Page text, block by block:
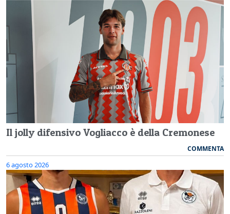
Il jolly difensivo Vogliacco è della Cremonese
COMMENTA
6 agosto 2026